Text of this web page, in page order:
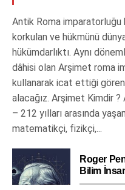
Antik Roma
korkulan ve hükmünü
hükümdarlıktı. Aynı
dâhisi olan Arşimet roma
kullanarak icat ettiği
alacağız. Arşimet Kimdir
– 212 yılları arasında
matematikçi, fizikçi,...
Roger
Bilim